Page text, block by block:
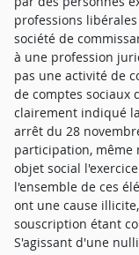
professions
société de
à une profession
pas une activité de
de comptes sociaux
clairement indiqué
arrêt du 28
participation, même
objet social
l'ensemble de ces
ont une cause
souscription étant
S'agissant d'une